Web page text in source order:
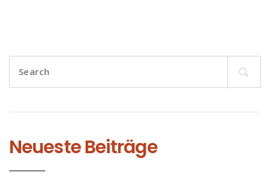
Neueste Beiträge